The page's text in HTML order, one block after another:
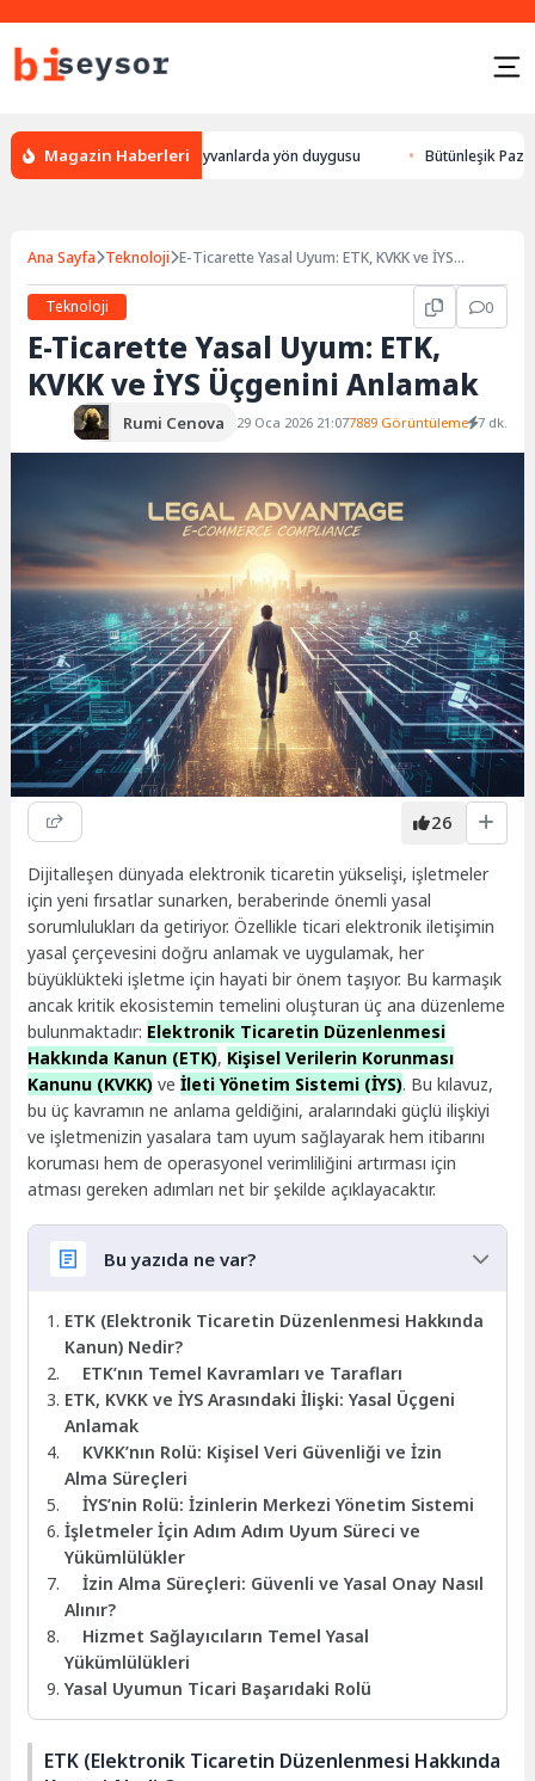
Magazin Haberleri
leylek yön bulması, hayvanlarda yön duygusu Bütünleşik
Ana Sayfa Teknoloji E-Ticarette Yasal Uyum: ETK, KVKK ve İYS
Teknoloji
0
E-Ticarette Yasal Uyum: ETK,
KVKK ve İYS Üçgenini Anlamak
Rumi Cenova 29 Oca 2026 21:077889 Görüntüleme 7 dk.
26
Dijitalleşen dünyada elektronik ticaretin yükselişi, işletmeler
için yeni fırsatlar sunarken, beraberinde önemli yasal
sorumlulukları da getiriyor. Özellikle ticari elektronik iletişimin
yasal çerçevesini doğru anlamak ve uygulamak, her
büyüklükteki işletme için hayati bir önem taşıyor. Bu karmaşık
ancak kritik ekosistemin temelini oluşturan üç ana düzenleme
bulunmaktadır: Elektronik Ticaretin Düzenlenmesi
Hakkında Kanun (ETK), Kişisel Verilerin Korunması
Kanunu (KVKK) veİleti Yönetim Sistemi (İYS). Bu kılavuz,
bu üç kavramın ne anlama geldiğini, aralarındaki güçlü ilişkiyi
ve işletmenizin yasalara tam uyum sağlayarak hem itibarını
koruması hem de operasyonel verimliliğini artırması için
atması gereken adımları net bir şekilde açıklayacaktır.
Bu yazıda ne var?
ETK (Elektronik Ticaretin Düzenlenmesi Hakkında
Kanun) Nedir?
ETK’nın Temel Kavramları ve Tarafları
ETK, KVKK ve İYS Arasındaki İlişki: Yasal Üçgeni
Anlamak
KVKK’nın Rolü: Kişisel Veri Güvenliği ve İzin
Alma Süreçleri
İYS’nin Rolü: İzinlerin Merkezi Yönetim Sistemi
İşletmeler İçin Adım Adım Uyum Süreci ve
Yükümlülükler
İzin Alma Süreçleri: Güvenli ve Yasal Onay Nasıl
Alınır?
Hizmet Sağlayıcıların Temel Yasal
Yükümlülükleri
Yasal Uyumun Ticari Başarıdaki Rolü
ETK (Elektronik Ticaretin Düzenlenmesi Hakkında